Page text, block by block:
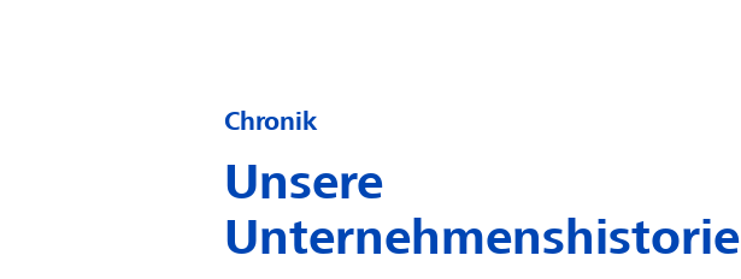
Chronik
Unsere
Unternehmenshistorie